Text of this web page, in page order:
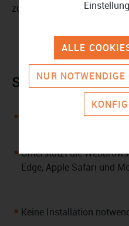
zusammenarbeiten
Webbasierte
Unterstützt die
Edge, Apple Safari und
Keine Installation
NUR
ALLE